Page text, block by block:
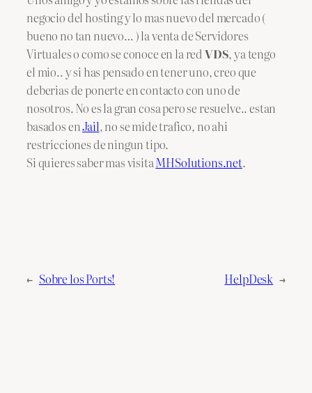
negocio del hosting y lo mas nuevo del mercado (
bueno no tan nuevo… ) la venta de Servidores
Virtuales o como se conoce en la redVDS, ya tengo
el mio.. y si has pensado en tener uno, creo que
deberias de ponerte en contacto con uno de
nosotros. No es la gran cosa pero se resuelve.. estan
basados enJail, no se mide trafico, no ahi
restricciones de ningun tipo.
Si quieres saber mas visitaMHSolutions.net.
← Sobre los Ports! HelpDesk →